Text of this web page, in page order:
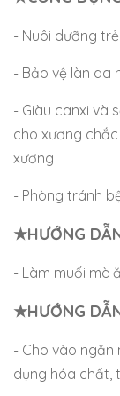
- Nuôi dưỡng
- Bảo vệ làn da
- Giàu canxi và
cho xương
xương
- Phòng tránh
★HƯỚNG
- Làm muối mè
★HƯỚNG
- Cho vào ngăn
dụng hóa chất,